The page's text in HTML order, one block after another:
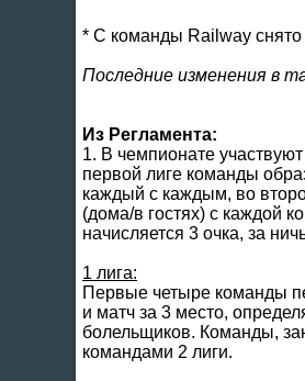
* C команды Railway
Последние изменения в
Из Регламента:
1. В чемпионате
первой лиге команды
каждый с каждым, во
(дома/в гостях) с каждой
начисляется 3 очка, за
1 лига:
Первые четыре команды
и матч за 3 место,
болельщиков. Команды,
командами 2 лиги.